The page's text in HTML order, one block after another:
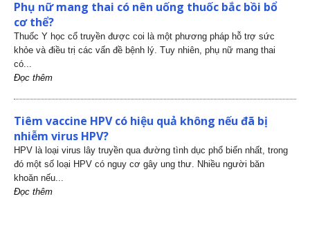
Phụ nữ mang thai có nên uống thuốc bắc bồi bổ
cơ thể?
Thuốc Y học cổ truyền được coi là một phương pháp hỗ trợ sức
khỏe và điều trị các vấn đề bệnh lý. Tuy nhiên, phụ nữ mang thai
có...
Đọc thêm
Tiêm vaccine HPV có hiệu quả không nếu đã bị
nhiễm virus HPV?
HPV là loại virus lây truyền qua đường tình dục phổ biến nhất, trong
đó một số loại HPV có nguy cơ gây ung thư. Nhiều người băn
khoăn nếu...
Đọc thêm